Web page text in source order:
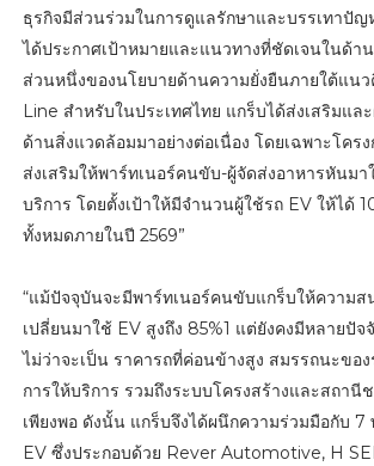
ธุรกิจมีส่วนร่วมในการดูแลรักษาและบรรเทาปัญ
ได้ประกาศเป้าหมายและแนวทางที่ชัดเจนในด้า
ส่วนหนึ่งของนโยบายด้านความยั่งยืนภายใต้แน
Line สำหรับในประเทศไทย แกร็บได้ส่งเสริมแล
ด้านสิ่งแวดล้อมมาอย่างต่อเนื่อง โดยเฉพาะโครง
ส่งเสริมให้พาร์ทเนอร์คนขับ-ผู้จัดส่งอาหารหันมา
บริการ โดยตั้งเป้าให้มีจำนวนผู้ใช้รถ EV ให้ได้
ทั้งหมดภายในปี 2569”
“แม้ปัจจุบันจะมีพาร์ทเนอร์คนขับแกร็บให้ความส
เปลี่ยนมาใช้ EV สูงถึง 85%1 แต่ยังคงมีหลายปัจ
ไม่ว่าจะเป็น ราคารถที่ค่อนข้างสูง สมรรถนะขอ
การให้บริการ รวมถึงระบบโครงสร้างและสถานี
เพียงพอ ดังนั้น แกร็บจึงได้ผนึกความร่วมมือกับ
EV ซึ่งประกอบด้วย Rever Automotive, H